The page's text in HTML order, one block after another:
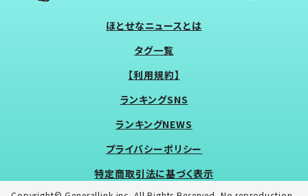
ほとせなニュースとは
タグ一覧
【利用規約】
ランキングSNS
ランキングNEWS
プライバシーポリシー
特定商取引法に基づく表示